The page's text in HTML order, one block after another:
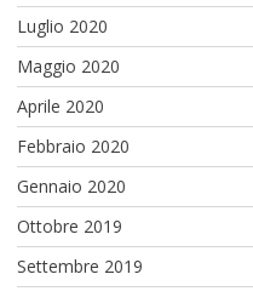
Luglio 2020
Maggio 2020
Aprile 2020
Febbraio 2020
Gennaio 2020
Ottobre 2019
Settembre 2019